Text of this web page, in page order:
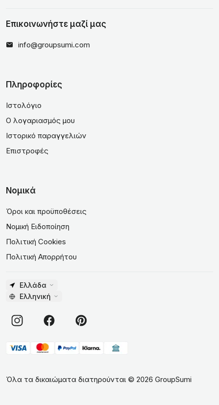
Επικοινωνήστε μαζί μας
info@groupsumi.com
Πληροφορίες
Ιστολόγιο
Ο λογαριασμός μου
Ιστορικό παραγγελιών
Επιστροφές
Νομικά
Όροι και προϋποθέσεις
Νομική Ειδοποίηση
Πολιτική Cookies
Πολιτική Απορρήτου
Ελλάδα
Ελληνική
Όλα τα δικαιώματα διατηρούνται © 2026 GroupSumi